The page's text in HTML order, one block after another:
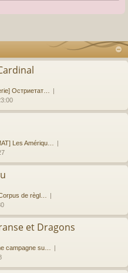
Остриетат…
Les Amériqu…
de règl…
et Dragons
campagne su…